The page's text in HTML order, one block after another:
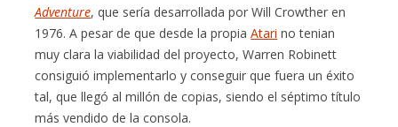
Adventure, que sería desarrollada por Will Crowther en
1976. A pesar de que desde la propiaAtari no tenian
muy clara la viabilidad del proyecto, Warren Robinett
consiguió implementarlo y conseguir que fuera un éxito
tal, que llegó al millón de copias, siendo el séptimo título
más vendido de la consola.